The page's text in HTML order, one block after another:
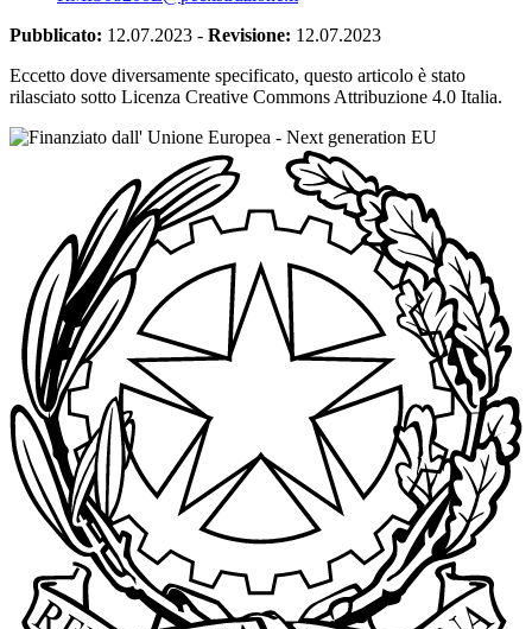
Pubblicato: 12.07.2023 - Revisione: 12.07.2023
Eccetto dove diversamente specificato, questo articolo è stato
rilasciato sotto Licenza Creative Commons Attribuzione 4.0 Italia.